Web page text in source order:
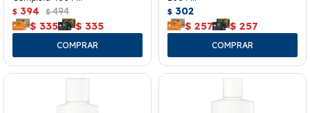
$ 394 $ 494
$ 335 $ 335
$ 302
$ 257 $ 257